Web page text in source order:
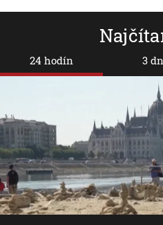
24 hodín 3